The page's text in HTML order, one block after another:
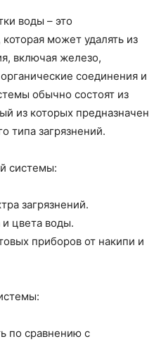
воды – это
может удалять из
включая железо,
соединения и
обычно состоят из
из которых предназначен
типа загрязнений.
системы:
загрязнений.
и цвета воды.
приборов от накипи и
по сравнению с